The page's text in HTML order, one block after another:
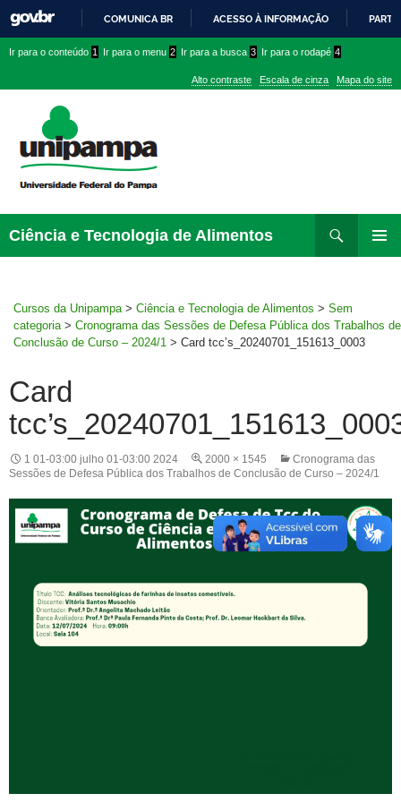
PARA
CONTEÚDO
COMUNICA BR ACESSO À INFORMAÇÃO
conteúdo
menu
superior
menu
Ir para o conteúdo 1 Ir para o menu 2 Ir para a busca 3 Ir para o rodapé 4
Alto contraste Escala de cinza Mapa do site
Ciência e Tecnologia de Alimentos
Cursos da Unipampa > Ciência e Tecnologia de Alimentos > Sem
categoria > Cronograma das Sessões de Defesa Pública dos Trabalhos de
Conclusão de Curso – 2024/1 > Card tcc’s_20240701_151613_0003
Card
1 01-03:00 julho 01-03:00 2024 2000 × 1545
Cronograma das
Sessões de Defesa Pública dos Trabalhos de Conclusão de Curso – 2024/1